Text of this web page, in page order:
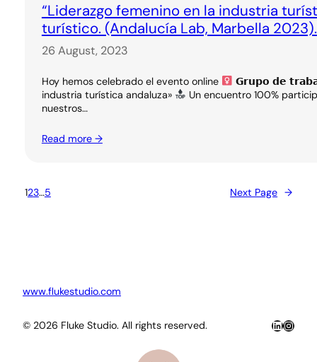
“Liderazgo femenino en la industria
turístico. (Andalucía Lab, Marbella 2023).
26 August, 2023
Hoy hemos celebrado el evento online
𝗚𝗿𝘂𝗽𝗼 𝗱𝗲
industria turística andaluza»
Un encuentro 100%
nuestros…
Read more →
123…5 Next Page →
www.flukestudio.com
© 2026 Fluke Studio. All rights reserved. LinkedIn